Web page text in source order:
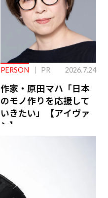
PERSON PR 2026.7.24
作家・原田マハ「日本
のモノ作りを応援して
いきたい」【アイヴァ
ン】